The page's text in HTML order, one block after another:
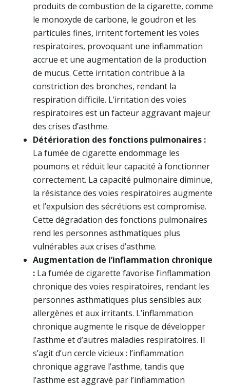
produits de combustion de la cigarette, comme
le monoxyde de carbone, le goudron et les
particules fines, irritent fortement les voies
respiratoires, provoquant une inflammation
accrue et une augmentation de la production
de mucus. Cette irritation contribue à la
constriction des bronches, rendant la
respiration difficile. L’irritation des voies
respiratoires est un facteur aggravant majeur
des crises d’asthme.
Détérioration des fonctions pulmonaires :
La fumée de cigarette endommage les
poumons et réduit leur capacité à fonctionner
correctement. La capacité pulmonaire diminue,
la résistance des voies respiratoires augmente
et l’expulsion des sécrétions est compromise.
Cette dégradation des fonctions pulmonaires
rend les personnes asthmatiques plus
vulnérables aux crises d’asthme.
Augmentation de l’inflammation chronique
: La fumée de cigarette favorise l’inflammation
chronique des voies respiratoires, rendant les
personnes asthmatiques plus sensibles aux
allergènes et aux irritants. L’inflammation
chronique augmente le risque de développer
l’asthme et d’autres maladies respiratoires. Il
s’agit d’un cercle vicieux : l’inflammation
chronique aggrave l’asthme, tandis que
l’asthme est aggravé par l’inflammation